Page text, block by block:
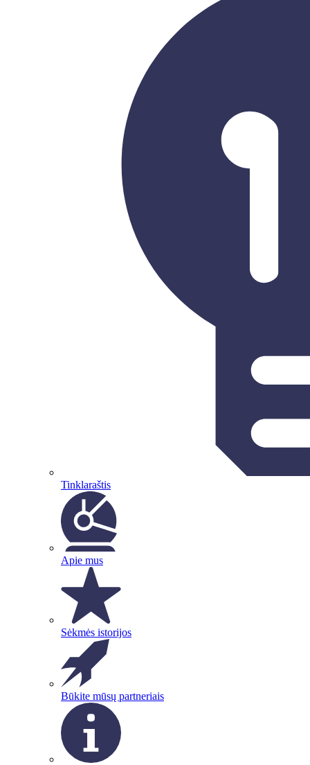
Tinklaraštis
Apie mus
Sėkmės istorijos
Būkite mūsų partneriais